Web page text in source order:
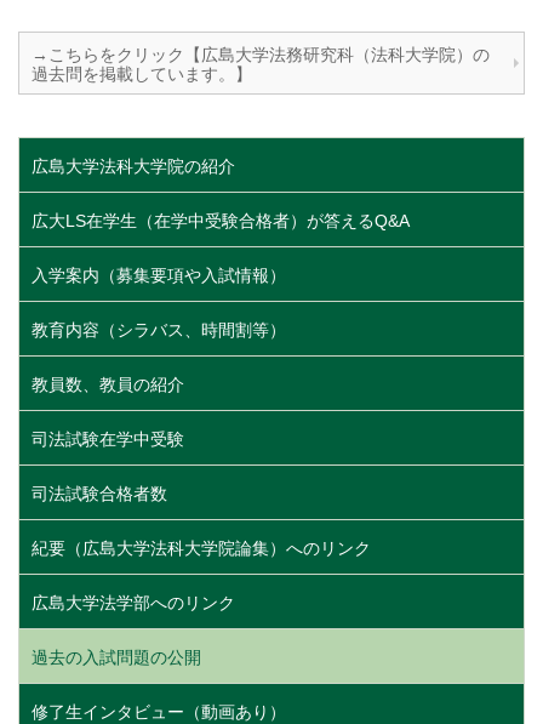
→こちらをクリック【広島大学法務研究科（法科大学院）の
過去問を掲載しています。】
広島大学法科大学院の紹介
広大LS在学生（在学中受験合格者）が答えるQ&A
入学案内（募集要項や入試情報）
教育内容（シラバス、時間割等）
教員数、教員の紹介
司法試験在学中受験
司法試験合格者数
紀要（広島大学法科大学院論集）へのリンク
広島大学法学部へのリンク
過去の入試問題の公開
修了生インタビュー（動画あり）